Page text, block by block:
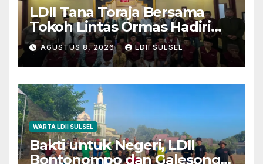
LDII Tana Toraja Bersama
Tokoh Lintas Ormas Hadiri
Safari Magrib-Isya di Masjid
Polres
AGUSTUS 8, 2026 LDII SULSEL
WARTA LDII SULSEL
Bakti untuk Negeri, LDII
Bontonompo dan Galesong